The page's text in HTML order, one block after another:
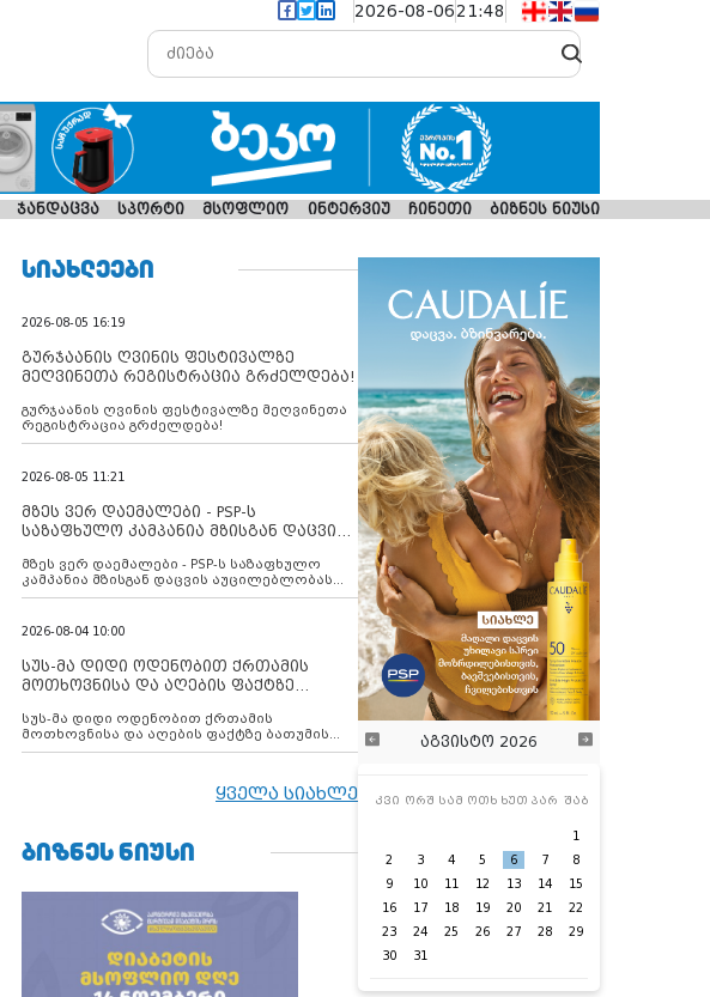
2026-08-0621:48
ჯანდაცვა სპორტი მსოფლიო ინტერვიუ ჩინეთი ბიზნეს ნიუსი
ᲡᲘᲐᲮᲚᲔᲔᲑᲘ
2026-08-05 16:19
გურჯაანის ღვინის ფესტივალზე
მეღვინეთა რეგისტრაცია გრძელდება!
გურჯაანის ღვინის ფესტივალზე მეღვინეთა
რეგისტრაცია გრძელდება!
2026-08-05 11:21
მზეს ვერ დაემალები - PSP-ს
საზაფხულო კამპანია მზისგან დაცვის
მზეს ვერ დაემალები - PSP-ს საზაფხულო
კამპანია მზისგან დაცვის აუცილებლობას
გვახსენებს
2026-08-04 10:00
სუს-მა დიდი ოდენობით ქრთამის
მოთხოვნისა და აღების ფაქტზე
დააკავა
სუს-მა დიდი ოდენობით ქრთამის
მოთხოვნისა და აღების ფაქტზე ბათუმის
მერიის თანამშრომელი დააკავა
ყველა სიახლე
ᲑᲘᲖᲜᲔᲡ ᲜᲘᲣᲡᲘ
აგვისტო 2026
კვი ორშ სამ ოთხ ხუთ პარ შაბ
1
2
3 4 5 6 7
8
9
10 11 12 13 14
15
16
17 18 19 20 21
22
23
24 25 26 27 28
29
30
31